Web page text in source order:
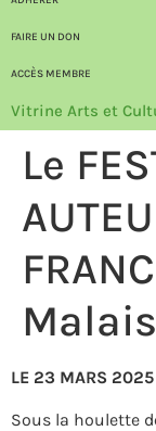
FAIRE UN DON
ACCÈS MEMBRE
Vitrine Arts et
Le
LE 23 MARS
Sous la houlette